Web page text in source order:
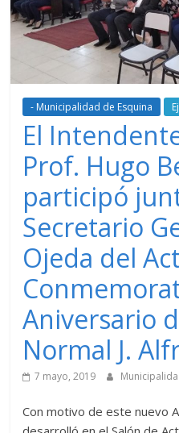
- Municipalidad de Esquina
El
Prof. Hugo
participó
Secretario
Ojeda del
Aniversario
Normal J.
7 mayo, 2019
Con motivo de este nuevo